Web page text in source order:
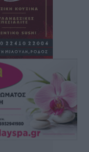
Επιτροπής Ρόδου
νέο απόκτημα ο
στο γήπεδο,